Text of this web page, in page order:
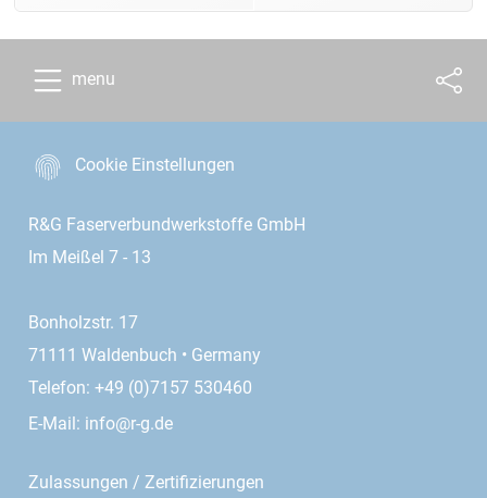
menu
Cookie Einstellungen
R&G Faserverbundwerkstoffe GmbH
Im Meißel 7 - 13
Bonholzstr. 17
71111 Waldenbuch • Germany
Telefon: +49 (0)7157 530460
E-Mail: info@r-g.de
Zulassungen / Zertifizierungen